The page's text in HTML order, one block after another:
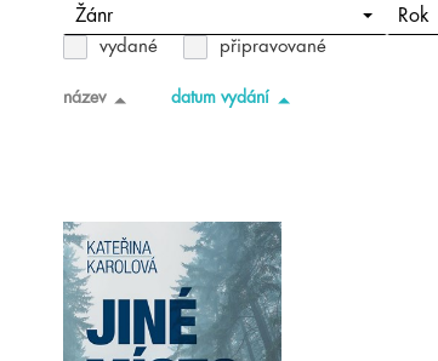
Žánr Rok
vydané připravované
název datum vydání